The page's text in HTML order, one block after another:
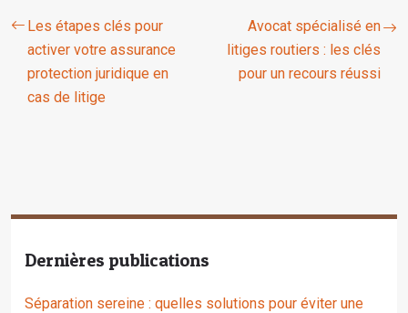
Les étapes clés pour
activer votre assurance
protection juridique en
cas de litige
Avocat spécialisé en
litiges routiers : les clés
pour un recours réussi
Dernières publications
Séparation sereine : quelles solutions pour éviter une